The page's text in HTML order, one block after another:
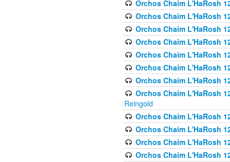
Orchos Chaim L'HaRosh
Orchos Chaim L'HaRosh
Orchos Chaim L'HaRosh
Orchos Chaim L'HaRosh
Orchos Chaim L'HaRosh
Orchos Chaim L'HaRosh
Orchos Chaim L'HaRosh
Orchos Chaim L'HaRosh
Reingold
Orchos Chaim L'HaRosh
Orchos Chaim L'HaRosh
Orchos Chaim L'HaRosh
Orchos Chaim L'HaRosh